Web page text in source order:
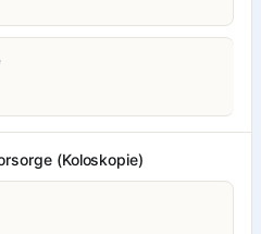
(Koloskopie)